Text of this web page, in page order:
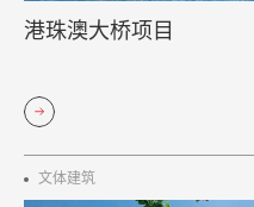
港珠澳大桥项目
文体建筑